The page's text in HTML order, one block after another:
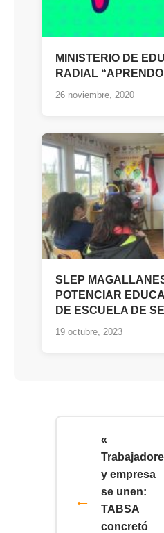
MINISTERIO DE
RADIAL “APRENDO
26 noviembre, 2020
SLEP
POTENCIAR
DE ESCUELA DE
19 octubre, 2023
«
y empresa
se unen:
TABSA
concretó